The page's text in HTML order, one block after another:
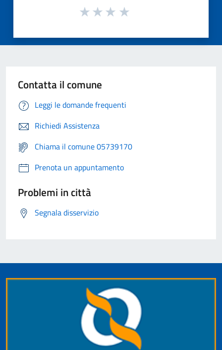
Contatta il comune
Leggi le domande frequenti
Richiedi Assistenza
Chiama il comune 05739170
Prenota un appuntamento
Problemi in città
Segnala disservizio